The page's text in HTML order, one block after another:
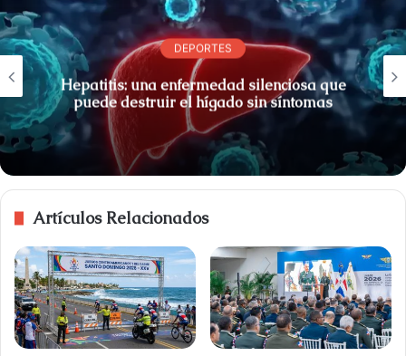
DEPORTES
Hepatitis: una enfermedad silenciosa que
puede destruir el hígado sin síntomas
Artículos Relacionados